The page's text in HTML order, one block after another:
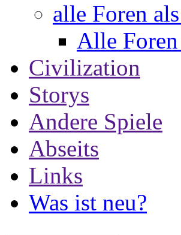
alle Foren
Alle Foren
Civilization
Storys
Andere Spiele
Abseits
Links
Was ist neu?